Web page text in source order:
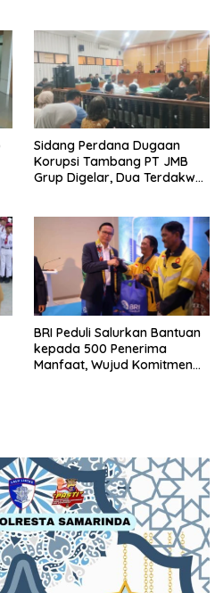
Sidang Perdana Dugaan
Korupsi Tambang PT JMB
Grup Digelar, Dua Terdakwa
BRI Peduli Salurkan Bantuan
kepada 500 Penerima
Manfaat, Wujud Komitmen